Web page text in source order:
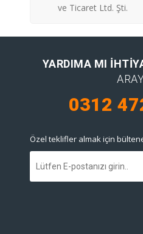
ve Ticaret Ltd. Şti.
YARDIMA MI
0312
Özel teklifler almak için